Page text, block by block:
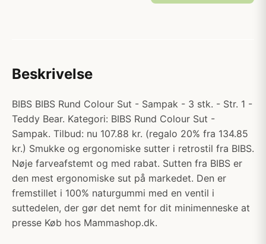
Beskrivelse
BIBS BIBS Rund Colour Sut - Sampak - 3 stk. - Str. 1 -
Teddy Bear. Kategori: BIBS Rund Colour Sut -
Sampak. Tilbud: nu 107.88 kr. (regalo 20% fra 134.85
kr.) Smukke og ergonomiske sutter i retrostil fra BIBS.
Nøje farveafstemt og med rabat. Sutten fra BIBS er
den mest ergonomiske sut på markedet. Den er
fremstillet i 100% naturgummi med en ventil i
suttedelen, der gør det nemt for dit minimenneske at
presse Køb hos Mammashop.dk.